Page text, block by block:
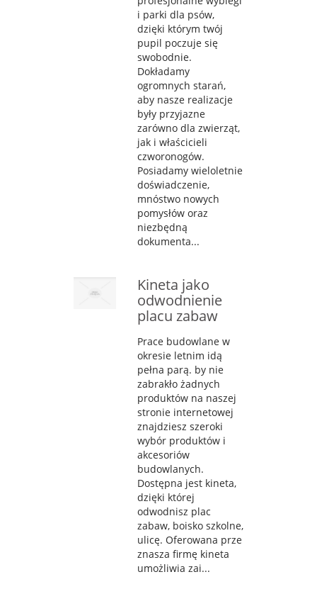
i parki dla psów,
dzięki którym twój
pupil poczuje się
swobodnie.
Dokładamy
ogromnych starań,
aby nasze realizacje
były przyjazne
zarówno dla zwierząt,
jak i właścicieli
czworonogów.
Posiadamy wieloletnie
doświadczenie,
mnóstwo nowych
pomysłów oraz
niezbędną
dokumenta...
Kineta jako
odwodnienie
placu zabaw
Prace budowlane w
okresie letnim idą
pełna parą. by nie
zabrakło żadnych
produktów na naszej
stronie internetowej
znajdziesz szeroki
wybór produktów i
akcesoriów
budowlanych.
Dostępna jest kineta,
dzięki której
odwodnisz plac
zabaw, boisko szkolne,
ulicę. Oferowana prze
znasza firmę kineta
umożliwia zai...